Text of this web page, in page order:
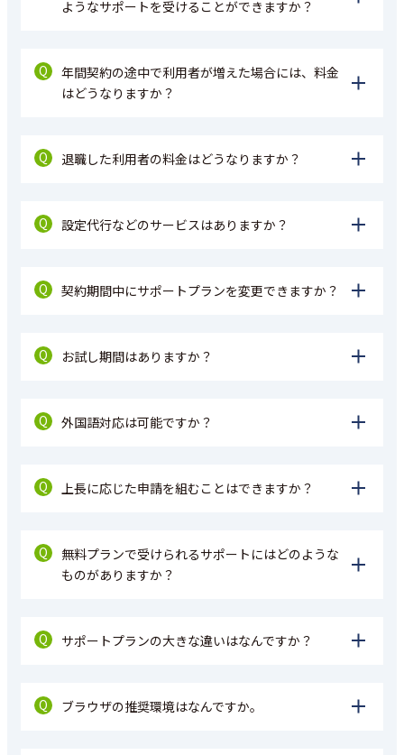
ようなサポートを受けることができますか？
Q
年間契約の途中で利用者が増えた場合には、料金
はどうなりますか？
Q 退職した利用者の料金はどうなりますか？
Q 設定代行などのサービスはありますか？
Q 契約期間中にサポートプランを変更できますか？
Q お試し期間はありますか？
Q 外国語対応は可能ですか？
Q 上長に応じた申請を組むことはできますか？
Q
無料プランで受けられるサポートにはどのような
ものがありますか？
Q サポートプランの大きな違いはなんですか？
Q ブラウザの推奨環境はなんですか。